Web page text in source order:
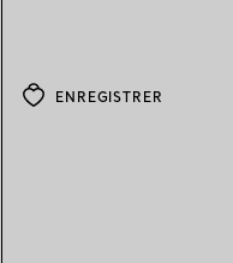
ENREGISTRER